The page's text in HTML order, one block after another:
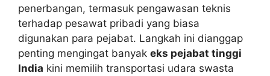
penerbangan, termasuk pengawasan teknis
terhadap pesawat pribadi yang biasa
digunakan para pejabat. Langkah ini dianggap
penting mengingat banyak eks pejabat tinggi
India kini memilih transportasi udara swasta